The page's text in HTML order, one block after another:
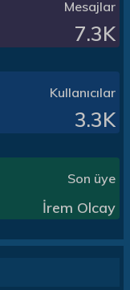
Mesajlar
7.3K
Kullanıcılar
3.3K
Son üye
İrem Olcay